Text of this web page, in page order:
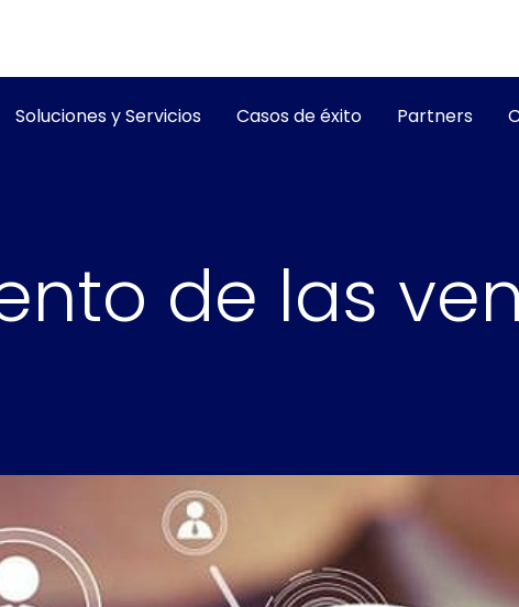
Soluciones y Servicios Casos de éxito Partners
de las